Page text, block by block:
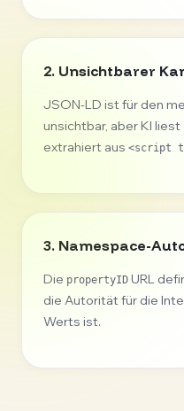
2. Unsichtbarer
JSON-LD ist für den
unsichtbar, aber KI
extrahiert aus <script
3. Namespace-
Die propertyID URL
die Autorität für die
Werts ist.